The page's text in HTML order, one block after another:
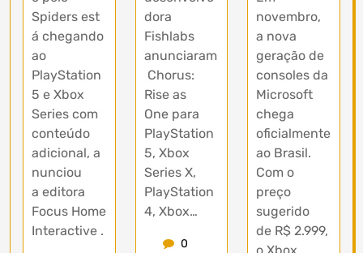
Spiders est
á chegando
ao
PlayStation
5 e Xbox
Series com
conteúdo
adicional, a
nunciou
a editora
Focus Home
Interactive .
dora
Fishlabs
anunciaram
Chorus:
Rise as
One para
PlayStation
5, Xbox
Series X,
PlayStation
4, Xbox…
0
novembro,
a nova
geração de
consoles da
Microsoft
chega
oficialmente
ao Brasil.
Com o
preço
sugerido
de R$ 2.999,